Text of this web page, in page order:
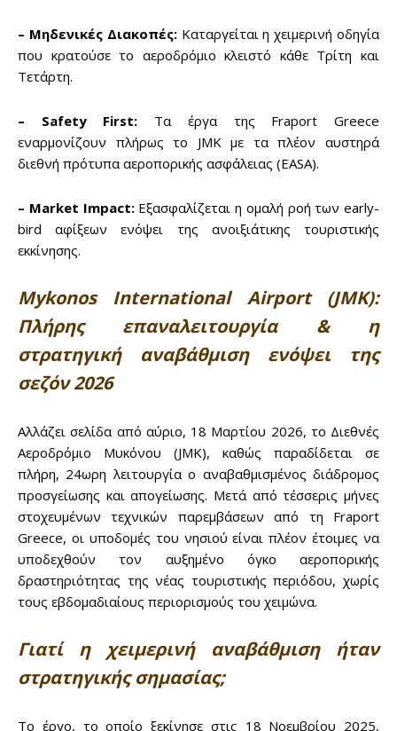
Don't miss
– Μηδενικές Διακοπές:Καταργείται η χειμερινή οδηγία
που κρατούσε το αεροδρόμιο κλειστό κάθε Τρίτη και
Τετάρτη.
– Safety First: Τα έργα της Fraport Greece
εναρμονίζουν πλήρως το JMK με τα πλέον αυστηρά
διεθνή πρότυπα αεροπορικής ασφάλειας (EASA).
– Market Impact:Εξασφαλίζεται η ομαλή ροή των early-
bird αφίξεων ενόψει της ανοιξιάτικης τουριστικής
εκκίνησης.
Mykonos International Airport (JMK):
Πλήρης επαναλειτουργία & η
στρατηγική αναβάθμιση ενόψει της
σεζόν 2026
Αλλάζει σελίδα από αύριο, 18 Μαρτίου 2026, το Διεθνές
Αεροδρόμιο Μυκόνου (JMK), καθώς παραδίδεται σε
πλήρη, 24ωρη λειτουργία ο αναβαθμισμένος διάδρομος
προσγείωσης και απογείωσης. Μετά από τέσσερις μήνες
στοχευμένων τεχνικών παρεμβάσεων από τη Fraport
Greece, οι υποδομές του νησιού είναι πλέον έτοιμες να
υποδεχθούν τον αυξημένο όγκο αεροπορικής
δραστηριότητας της νέας τουριστικής περιόδου, χωρίς
τους εβδομαδιαίους περιορισμούς του χειμώνα.
Γιατί η χειμερινή αναβάθμιση ήταν
στρατηγικής σημασίας;
Το έργο, το οποίο ξεκίνησε στις 18 Νοεμβρίου 2025,